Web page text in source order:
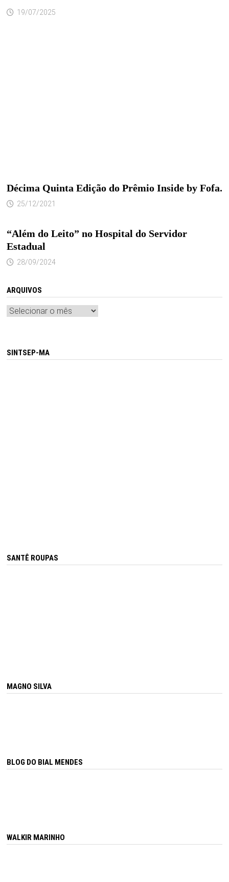
19/07/2025
Décima Quinta Edição do Prêmio Inside by Fofa.
25/12/2021
“Além do Leito” no Hospital do Servidor
Estadual
28/09/2024
ARQUIVOS
Arquivos
SINTSEP-MA
SANTÊ ROUPAS
MAGNO SILVA
BLOG DO BIAL MENDES
WALKIR MARINHO